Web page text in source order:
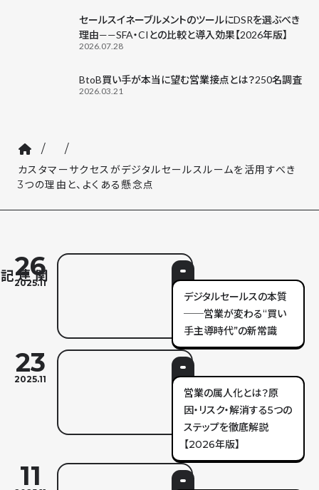
セールスイネーブルメントのツールにDSRを選ぶべき
理由——SFA・CIとの比較と導入効果【2026年版】
2026.07.28
BtoB買い手が本当に望む営業接点とは？250名調査
2026.03.21
/ /
カスタマーサクセスがデジタルセールスルームを活用すべき
3つの理由と、よくある懸念点
26
2025.11
デジタルセールスの本質
──営業が変わる“買い
手主導時代”の新常識
23
2025.11
営業の属人化とは？原
因・リスク・解消する5つの
ステップを徹底解説
【2026年版】
11